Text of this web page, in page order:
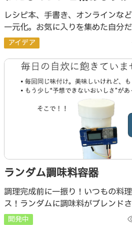
作ろうを助けるアプリ
レシピ本、手書き、オンラインな
一元化。お気に入りを集めた自分
蔵庫写真や栄養記録からAIが献立
ん作りを助けます。
アイデア
ランダム調味料容器
調理完成前に一振り！いつもの料
ス！ランダムに調味料がブレンド
違う味を楽しめます♩
開発中